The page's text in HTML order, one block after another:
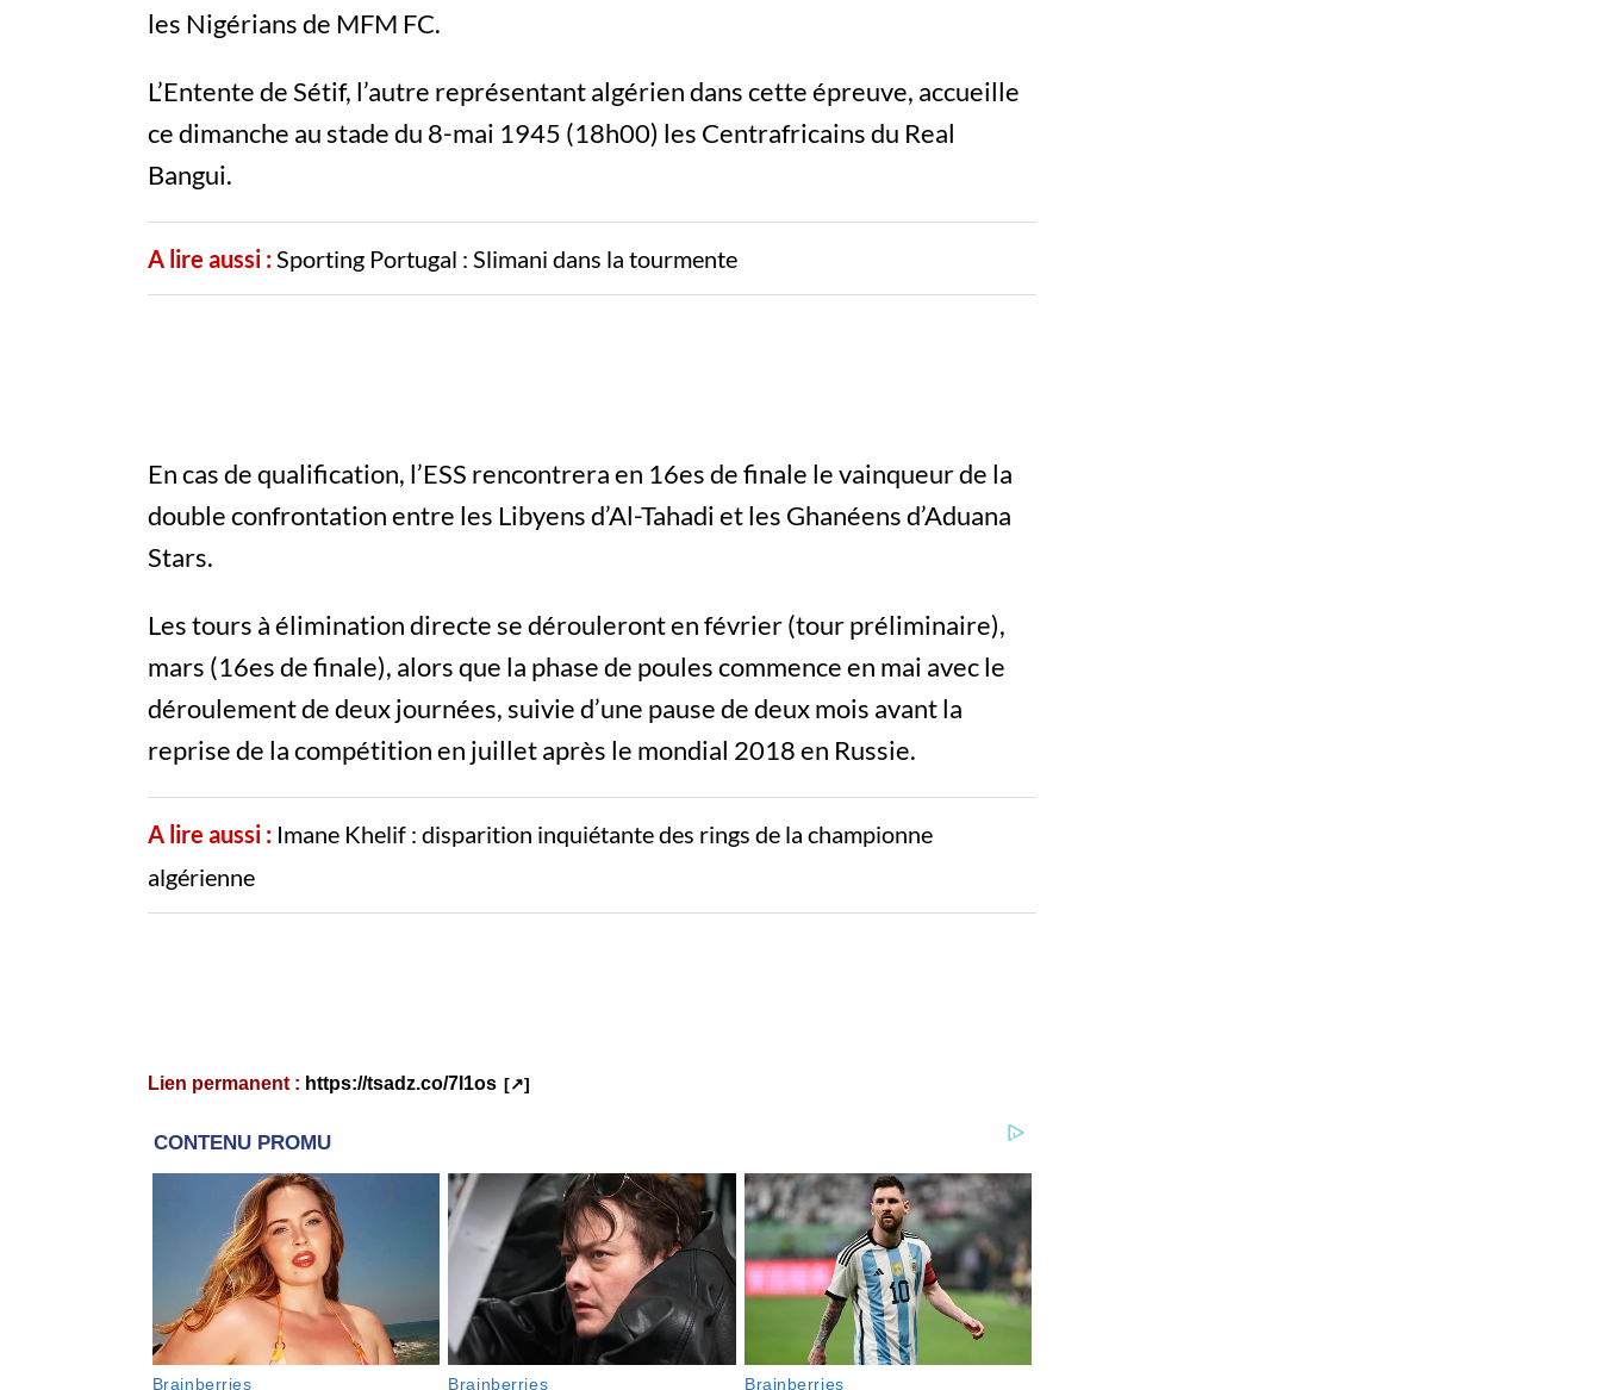
les Nigérians de MFM FC.
L’Entente de Sétif, l’autre représentant algérien dans cette épreuve, accueille
ce dimanche au stade du 8-mai 1945 (18h00) les Centrafricains du Real
Bangui.
A lire aussi :Sporting Portugal : Slimani dans la tourmente
En cas de qualification, l’ESS rencontrera en 16es de finale le vainqueur de la
double confrontation entre les Libyens d’Al-Tahadi et les Ghanéens d’Aduana
Stars.
Les tours à élimination directe se dérouleront en février (tour préliminaire),
mars (16es de finale), alors que la phase de poules commence en mai avec le
déroulement de deux journées, suivie d’une pause de deux mois avant la
reprise de la compétition en juillet après le mondial 2018 en Russie.
A lire aussi : Imane Khelif : disparition inquiétante des rings de la championne
algérienne
Lien permanent : https://tsadz.co/7l1os